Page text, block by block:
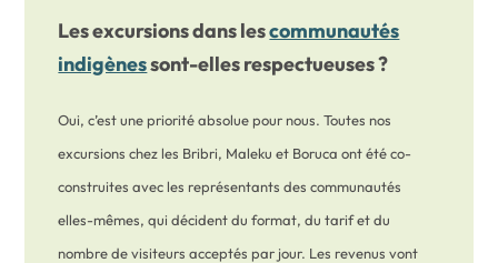
Les excursions dans lescommunautés
indigènessont-elles respectueuses ?
Oui, c’est une priorité absolue pour nous. Toutes nos
excursions chez les Bribri, Maleku et Boruca ont été co-
construites avec les représentants des communautés
elles-mêmes, qui décident du format, du tarif et du
nombre de visiteurs acceptés par jour. Les revenus vont